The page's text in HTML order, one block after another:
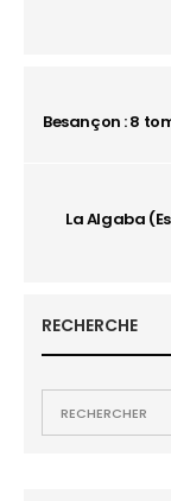
Besançon : 8
La Algaba
RECHERCHE